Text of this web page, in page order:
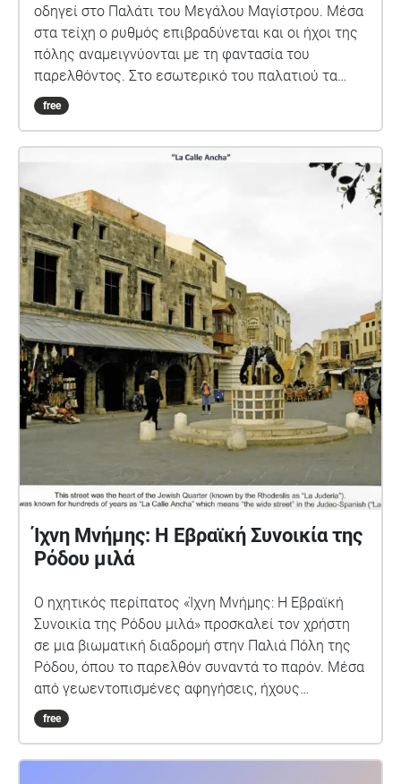
οδηγεί στο Παλάτι του Μεγάλου Μαγίστρου. Μέσα
στα τείχη ο ρυθμός επιβραδύνεται και οι ήχοι της
πόλης αναμειγνύονται με τη φαντασία του
παρελθόντος. Στο εσωτερικό του παλατιού τα
εκθέματα, τα ψηφιδωτά και τα γλυπτά συνθέτουν
έναν διάλογο ιστορίας και τέχνης. Ο περίπατος
της Παλιάς πόλης. Φεύγοντας από το Παλάτι του
βυζαντινές εκκλησίες με μεγάλη ιστορική
εμβέλεια. Για τους Χριστιανούς υπήρξαν χώροι
πίστης, συνοχής και καθημερινής αντοχής. Πάρα
τις μετατροπές, αλλοιώσεις και καταπατήσεις οι
βυζαντινές εκκλησίες διατηρούν το ρόλο τους ως
μνήμη της Χριστιανικής παρουσίας. Τέλος,
μπαίνοντας από την πύλη του Αγίου Ιωάννου, την
κόκκινη πόρτα ο περίπατος περνά από την Ιστορία
στο παρόν.Οι κάτοικοι αφηγούνται την
καθημερινότητα τους . Το κυκλοφοριακό η
καθαριότητα, η δυσοσμία η δυσκολία του να ζεις
μέσα σ'έναν τόπο που όλοι αγαπούν..
free
Ίχνη Μνήμης: Η Εβραϊκή Συνοικία της
Ρόδου μιλά
Ο ηχητικός περίπατος «Ίχνη Μνήμης: Η Εβραϊκή
Συνοικία της Ρόδου μιλά» προσκαλεί τον χρήστη
σε μια βιωματική διαδρομή στην Παλιά Πόλη της
Ρόδου, όπου το παρελθόν συναντά το παρόν. Μέσα
από γεωεντοπισμένες αφηγήσεις, ήχους
περιβάλλοντος και στοιχεία επαυξημένης
πραγματικότητας, ο περιπατητής ανακαλύπτει την
free